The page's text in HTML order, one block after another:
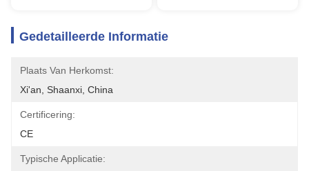
Gedetailleerde Informatie
Plaats Van Herkomst:
Xi'an, Shaanxi, China
Certificering:
CE
Typische Applicatie: